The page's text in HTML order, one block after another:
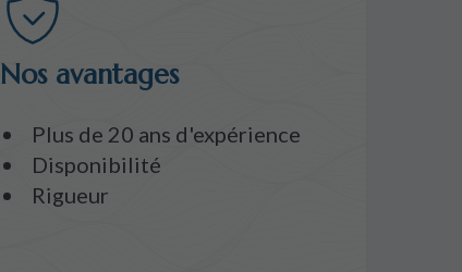
Nos avantages
Plus de 20 ans d'expérience
Disponibilité
Rigueur